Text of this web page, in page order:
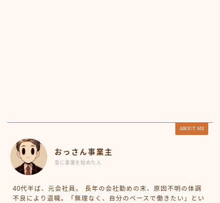
ABOUT ME
おっさん事業主
急に事業を始めた人
40代半ば、元会社員。 長年の会社勤めの末、原因不明の体調
不良により退職。「無理なく、自分のペースで働きたい」とい